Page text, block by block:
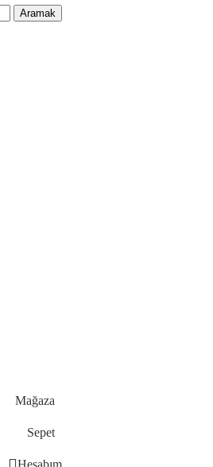
Aramak
Mağaza
Sepet
Hesabım